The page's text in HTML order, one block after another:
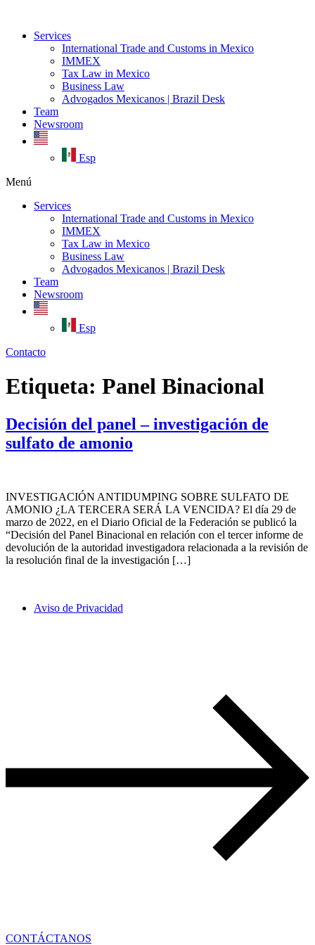
contenidoServices
International Trade and Customs in Mexico
IMMEX
Tax Law in Mexico
Business Law
Advogados Mexicanos | Brazil Desk
Team
Newsroom
Esp
Menú
Services
International Trade and Customs in Mexico
IMMEX
Tax Law in Mexico
Business Law
Advogados Mexicanos | Brazil Desk
Team
Newsroom
Esp
Contacto
Etiqueta: Panel Binacional
Decisión del panel – investigación de
sulfato de amonio
INVESTIGACIÓN ANTIDUMPING SOBRE SULFATO DE
AMONIO ¿LA TERCERA SERÁ LA VENCIDA? El día 29 de
marzo de 2022, en el Diario Oficial de la Federación se publicó la
“Decisión del Panel Binacional en relación con el tercer informe de
devolución de la autoridad investigadora relacionada a la revisión de
la resolución final de la investigación […]
Aviso de Privacidad
CONTÁCTANOS